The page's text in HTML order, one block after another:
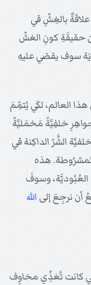
علاقَةٌ بالغِشِّ في
عن حقيقَةِ كونِ الغشّ
سوف يقضي عليهِ
العالم، لكَي يُتمِّمَ
خلفِيَّةً مَخمَليَّةً
الشَّرّ الداكِنة في
هذه
وسوفَ
أن نرجِعَ إلى الله
كانت تُغذِّي مخاوِف